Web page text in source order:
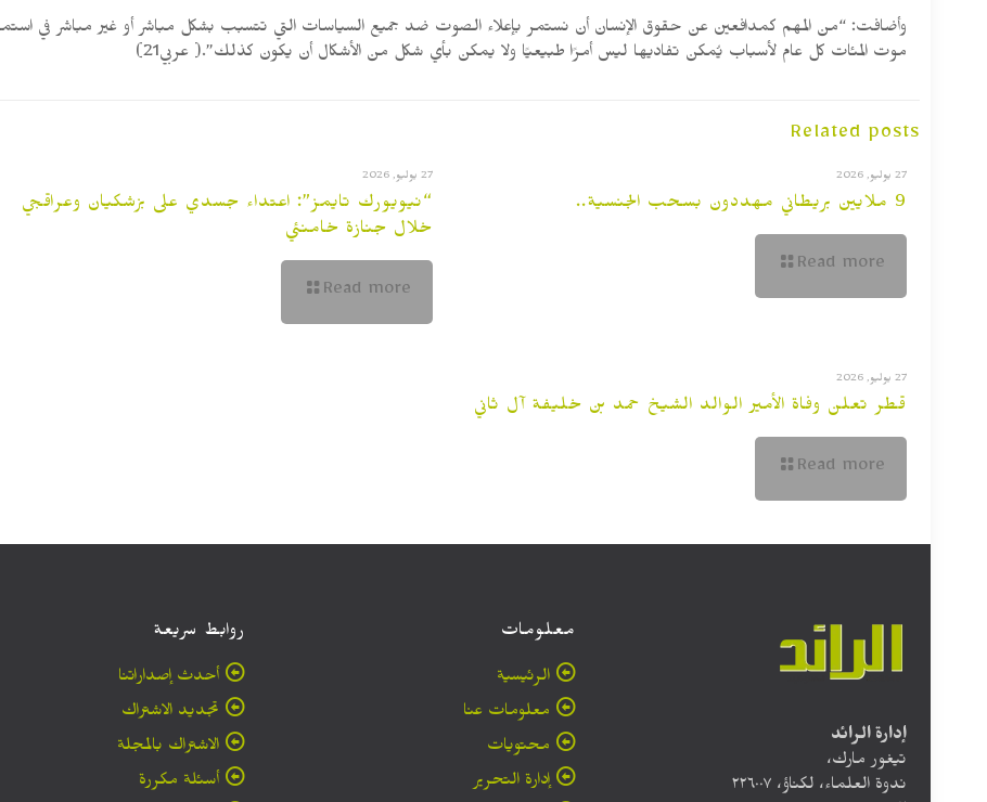
وأضافت: “من المهم كمدافعين عن حقوق الإنسان أن نستمر بإعلاء الصوت ضد جميع السياسات التي تتسبب بشكل مباشر أو غير مباشر في
موت المئات كل عام لأسباب يُمكن تفاديها ليس أمرًا طبيعيًا ولا يمكن بأي شكل من الأشكال أن يكون كذلك”.( عربي21)
Related posts
27 يوليو, 2026
9 ملايين بريطاني مهددون بسحب الجنسية..
Read more
27 يوليو, 2026
“نيويورك تايمز”: اعتداء جسدي على بزشكيان وعراقجي
خلال جنازة خامنئي
Read more
27 يوليو, 2026
قطر تعلن وفاة الأمير الوالد الشيخ حمد بن خليفة آل ثاني
Read more
إدارة الرائد
تيغور مارك،
ندوة العلماء، لكناؤ، ۲۲٦۰۰۷
معلومات
الرئيسية
معلومات عنا
محتويات
إدارة التحرير
روابط سريعة
أحدث إصداراتنا
تجديد الاشتراك
الاشتراك بالمجلة
أسئلة مكررة